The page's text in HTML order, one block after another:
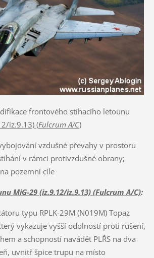
frontového stíhacího letounu
iz.9.13) (Fulcrum A/C)
vzdušné převahy v prostoru
v rámci protivzdušné obrany;
pozemní cíle
MiG-29 (iz.9.12/iz.9.13) (Fulcrum A/C):
typu RPLK-29M (N019M) Topaz
vykazuje vyšší odolností proti rušení,
a schopností navádět PLŘS na dva
uvnitř špice trupu na místo